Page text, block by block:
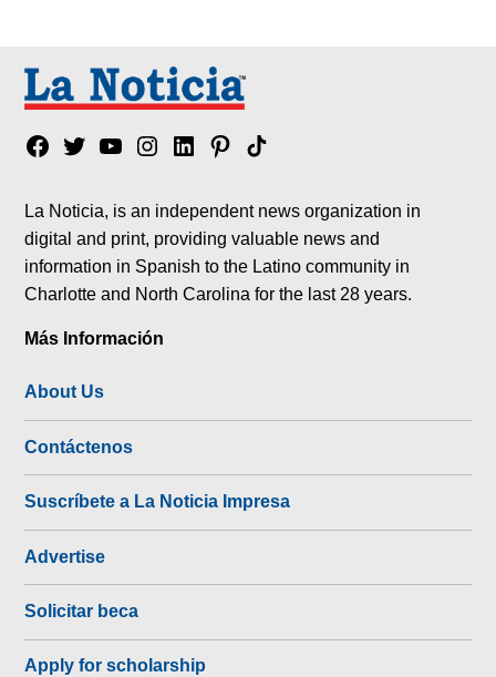
Facebook
TwitterYouTubeInstagram
LinkedinPinterest
Tik
La Noticia, is an independent news organization in
digital and print, providing valuable news and
information in Spanish to the Latino community in
Charlotte and North Carolina for the last 28 years.
Más Información
About Us
Contáctenos
Suscríbete a La Noticia Impresa
Advertise
Solicitar beca
Apply for scholarship